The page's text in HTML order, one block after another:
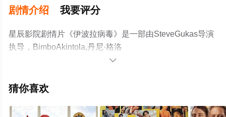
剧情介绍 我要评分
星辰影院剧情片《伊波拉病毒》是一部由SteveGukas导演
执导，BimboAkintola,丹尼·格洛
弗,SomkeleIdhalama,SeunKentebe,阿拉斯塔尔·麦肯
机免费观看高清无删减完整版电影大全就上星辰电影网，
了解。

猜你喜欢